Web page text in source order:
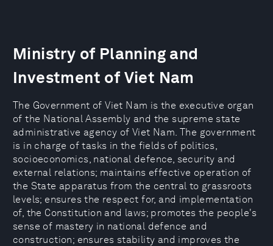
Ministry of Planning and
Investment of Viet Nam
The Government of Viet Nam is the executive organ
of the National Assembly and the supreme state
administrative agency of Viet Nam. The government
is in charge of tasks in the fields of politics,
socioeconomics, national defence, security and
external relations; maintains effective operation of
the State apparatus from the central to grassroots
levels; ensures the respect for, and implementation
of, the Constitution and laws; promotes the people's
sense of mastery in national defence and
construction; ensures stability and improves the